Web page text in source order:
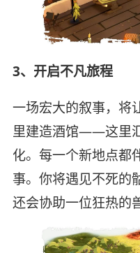
3、开启不凡旅程
一场宏大的叙事，将
里建造酒馆——这里
化。每一个新地点都
事。你将遇见不死的
还会协助一位狂热的